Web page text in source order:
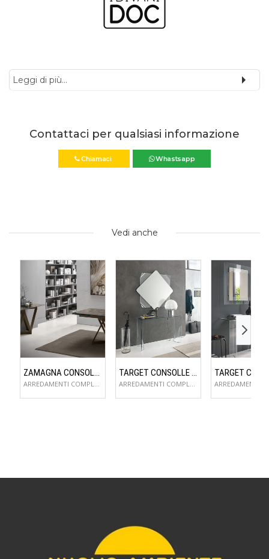
Leggi di più...
Contattaci per qualsiasi informazione
Chiamaci Whastsapp
Vedi anche
ZAMAGNA CONSOLLE FLAME TARGET CONSOLLE LYNX